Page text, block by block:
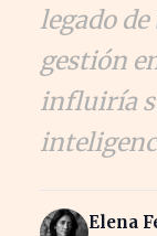
legado
gestión
influiría
Elena